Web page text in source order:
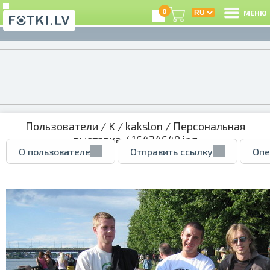
0 МЕНЮ
Пользователи / K / kakslon / Персональная
выставка/ 16434649.jpg
О пользователе Отправить ссылку